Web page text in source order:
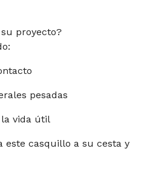
proyecto?
pesadas
vida útil
este casquillo a su cesta y